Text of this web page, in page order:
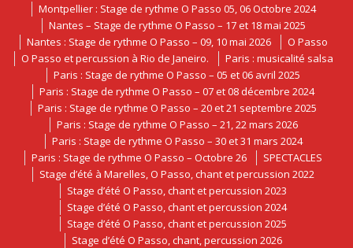
Montpellier : Stage de rythme O Passo 05, 06 Octobre 2024
Nantes – Stage de rythme O Passo – 17 et 18 mai 2025
Nantes : Stage de rythme O Passo – 09, 10 mai 2026
O Passo
O Passo et percussion à Rio de Janeiro.
Paris : musicalité salsa
Paris : Stage de rythme O Passo – 05 et 06 avril 2025
Paris : Stage de rythme O Passo – 07 et 08 décembre 2024
Paris : Stage de rythme O Passo – 20 et 21 septembre 2025
Paris : Stage de rythme O Passo – 21, 22 mars 2026
Paris : Stage de rythme O Passo – 30 et 31 mars 2024
Paris : Stage de rythme O Passo – Octobre 26
SPECTACLES
Stage d’été à Marelles, O Passo, chant et percussion 2022
Stage d’été O Passo, chant et percussion 2023
Stage d’été O Passo, chant et percussion 2024
Stage d’été O Passo, chant et percussion 2025
Stage d’été O Passo, chant, percussion 2026